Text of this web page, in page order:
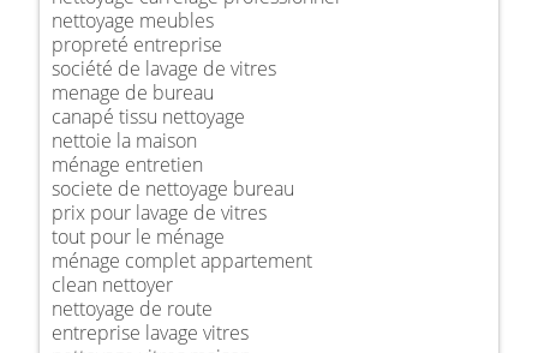
nettoyage meubles
propreté entreprise
société de lavage de vitres
menage de bureau
canapé tissu nettoyage
nettoie la maison
ménage entretien
societe de nettoyage bureau
prix pour lavage de vitres
tout pour le ménage
ménage complet appartement
clean nettoyer
nettoyage de route
entreprise lavage vitres